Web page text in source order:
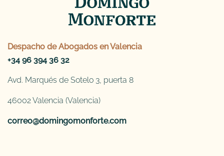
Despacho de Abogados en Valencia
+34 96 394 36 32
Avd. Marqués de Sotelo 3, puerta 8
46002 Valencia (Valencia)
correo@domingomonforte.com